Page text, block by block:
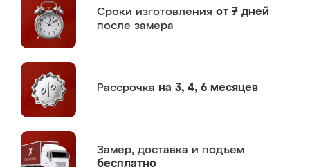
Сроки изготовления от 7 дней
после замера
Рассрочка на 3, 4, 6 месяцев
Замер, доставка и подъем
бесплатно